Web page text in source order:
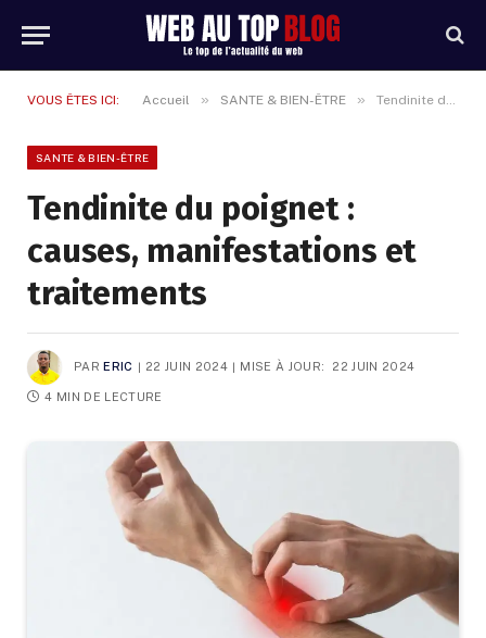
VOUS ÊTES ICI: Accueil » SANTE & BIEN-ÊTRE » Tendinite du poignet : causes, manifestations et traitements
SANTE & BIEN-ÊTRE
Tendinite du poignet :
causes, manifestations et
traitements
PAR ERIC 22 JUIN 2024 MISE À JOUR: 22 JUIN 2024
4 MIN DE LECTURE